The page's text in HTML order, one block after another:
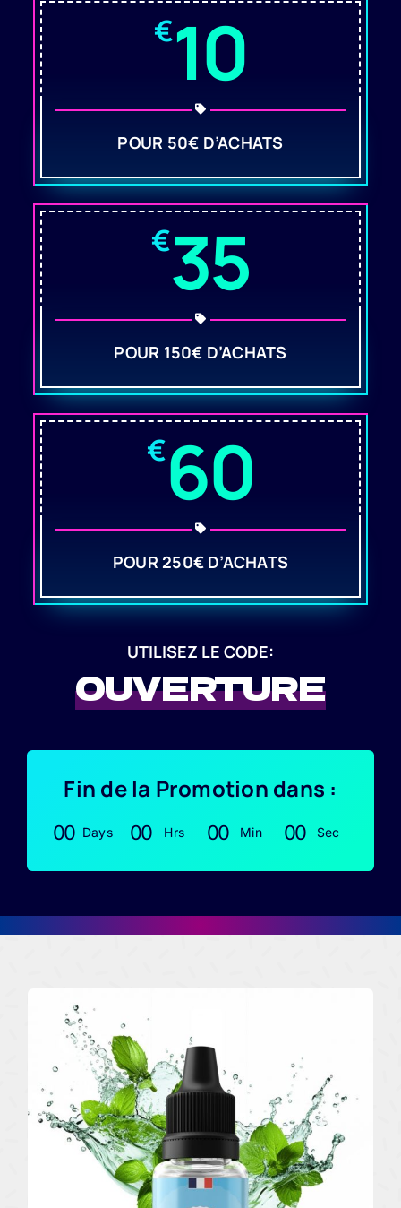
€10
POUR 50€ D’ACHATS
€35
POUR 150€ D’ACHATS
€60
POUR 250€ D’ACHATS
UTILISEZ LE CODE:
OUVERTURE
Fin de la Promotion dans :
00 Days 00 Hrs 00 Min 00 Sec